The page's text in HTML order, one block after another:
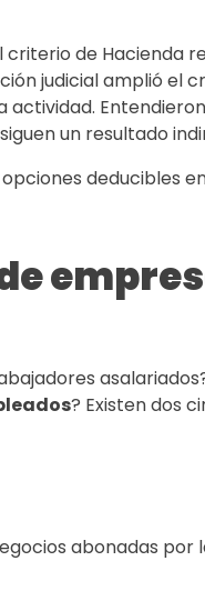
criterio de Hacienda
judicial amplió el
un resultado
deducibles
? Existen dos
abonadas por